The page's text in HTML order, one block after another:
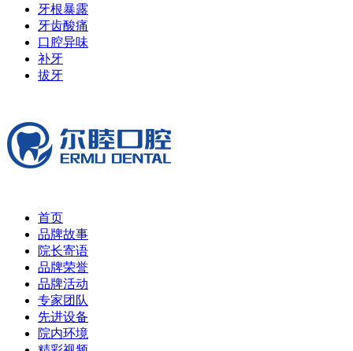
牙根暴露
牙齿酸痛
口腔异味
补牙
拔牙
首页
品牌故事
院长寄语
品牌荣誉
品牌活动
专家团队
先进设备
院内环境